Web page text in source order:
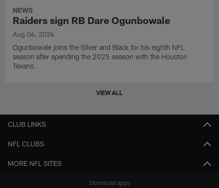
NEWS
Raiders sign RB Dare Ogunbowale
Aug 06, 2026
Ogunbowale joins the Silver and Black for his eighth NFL
season after spending the 2025 season with the Houston
Texans.
VIEW ALL
CLUB LINKS
NFL CLUBS
MORE NFL SITES
Download apps